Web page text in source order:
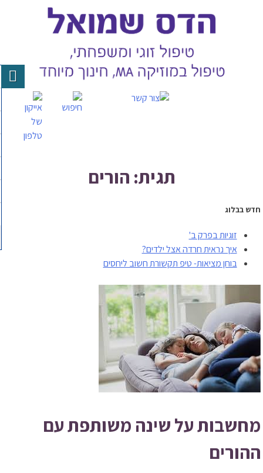
תגית: הורים
חדש בבלוג
זוגיות בפרק ב'
איך נראית חרדה אצל ילדים?
בוחן מציאות- טיפ תקשורת חשוב ליחסים
מחשבות על שינה משותפת עם
ההורים